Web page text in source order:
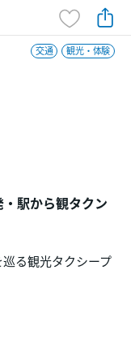
交通 観光・体験
駅から観タクン
る観光タクシープ